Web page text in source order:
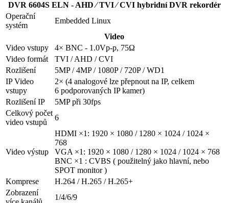
DVR 6604S ELN - AHD ⁄ TVI ⁄ CVI hybridní DVR rekordér
Operační
systém
Embedded Linux
Video
Video vstupy
4× BNC - 1.0Vp-p, 75Ω
Video formát
TVI / AHD / CVI
Rozlišení
5MP / 4MP / 1080P / 720P / WD1
IP Video
vstupy
2× (4 analogové lze přepnout na IP, celkem
6 podporovaných IP kamer)
Rozlišení IP
5MP při 30fps
Celkový počet
video vstupů
6
Video výstup
HDMI ×1: 1920 × 1080 / 1280 × 1024 / 1024 ×
768
VGA ×1: 1920 × 1080 / 1280 × 1024 / 1024 × 768
BNC ×1 : CVBS ( použitelný jako hlavní, nebo
SPOT monitor )
Komprese
H.264 / H.265 / H.265+
Zobrazení
1/4/6/9